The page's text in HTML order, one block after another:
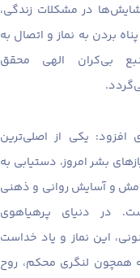
در مشکلات زندگی،
پناه بردن به نماز و اتصال به
بی‌کران الهی محقق
افزود: یکی از اصلی‌ترین
بشر امروز، دستیابی به
و آسایش روانی و ذهنی
در دنیای پرهیاهوی
این نماز و یاد خداست
همچون لنگری محکم، روح